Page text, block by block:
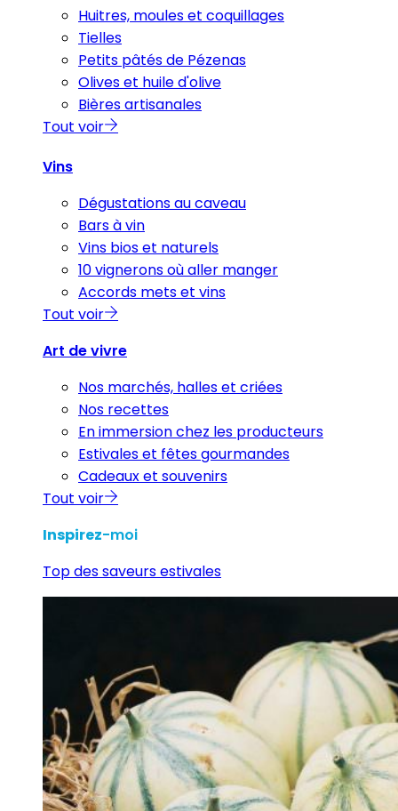
Huitres, moules et coquillages
Tielles
Petits pâtés de Pézenas
Olives et huile d'olive
Bières artisanales
Tout voir
Vins
Dégustations au caveau
Bars à vin
Vins bios et naturels
10 vignerons où aller manger
Accords mets et vins
Tout voir
Art de vivre
Nos marchés, halles et criées
Nos recettes
En immersion chez les producteurs
Estivales et fêtes gourmandes
Cadeaux et souvenirs
Tout voir
Inspirez-moi
Top des saveurs estivales